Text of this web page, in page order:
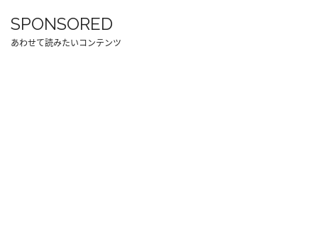
SPONSORED
あわせて読みたいコンテンツ